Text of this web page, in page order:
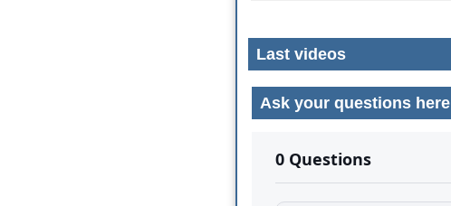
Last videos
Ask your questions here
No comments yet.